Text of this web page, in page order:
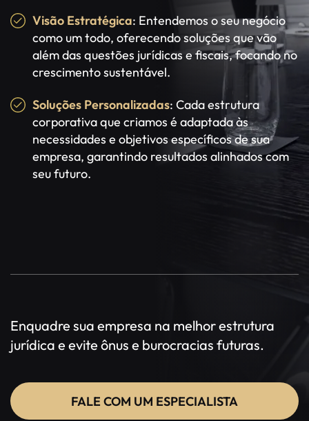
Visão Estratégica: Entendemos o seu negócio
como um todo, oferecendo soluções que vão
além das questões jurídicas e fiscais, focando no
crescimento sustentável.
Soluções Personalizadas: Cada estrutura
corporativa que criamos é adaptada às
necessidades e objetivos específicos de sua
empresa, garantindo resultados alinhados com
seu futuro.
Enquadre sua empresa na melhor estrutura
jurídica e evite ônus e burocracias futuras.
FALE COM UM ESPECIALISTA